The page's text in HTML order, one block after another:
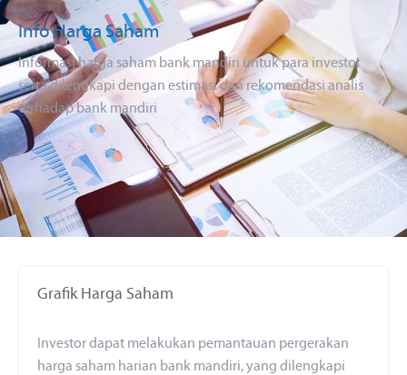
Info Harga Saham
Informasi harga saham bank mandiri untuk para investor
serta dilengkapi dengan estimasi dan rekomendasi analis
terhadap bank mandiri
Grafik Harga Saham
Investor dapat melakukan pemantauan pergerakan
harga saham harian bank mandiri, yang dilengkapi